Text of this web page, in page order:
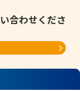
合わせくださ